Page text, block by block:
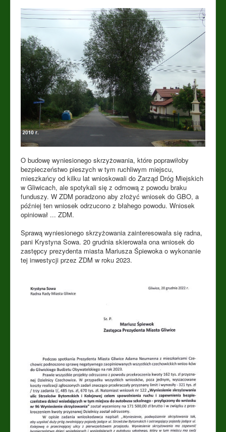
O budowę wyniesionego skrzyżowania, które poprawiłoby
bezpieczeństwo pieszych w tym ruchliwym miejscu,
mieszkańcy od kilku lat wnioskowali do Zarząd Dróg Miejskich
w Gliwicach, ale spotykali się z odmową z powodu braku
funduszy. W ZDM poradzono aby złożyć wniosek do GBO, a
później ten wniosek odrzucono z błahego powodu. Wniosek
opiniował ... ZDM.
Sprawą wyniesionego skrzyżowania zainteresowała się radna,
pani Krystyna Sowa. 20 grudnia skierowała ona wniosek do
zastępcy prezydenta miasta Mariusza Śpiewoka o wykonanie
tej inwestycji przez ZDM w roku 2023.